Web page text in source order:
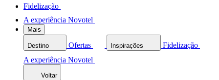
Fidelização
A experiência Novotel
Mais
Destino Ofertas Inspirações
Fidelização
A experiência Novotel
Voltar